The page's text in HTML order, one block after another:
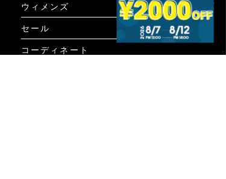
ウィメンズ
セール
コーディネート